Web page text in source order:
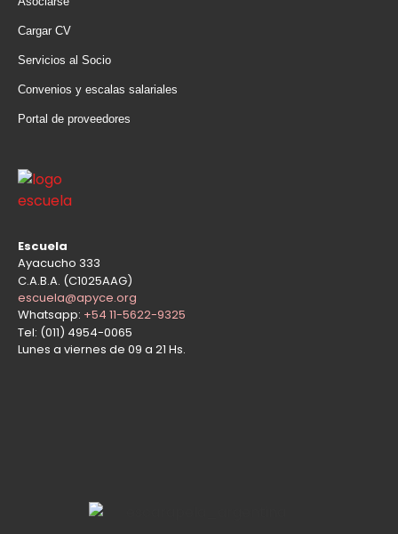
Cargar CV
Servicios al Socio
Convenios y escalas salariales
Portal de proveedores
Escuela
Ayacucho 333
C.A.B.A. (C1025AAG)
escuela@apyce.org
Whatsapp: +54 11-5622-9325
Tel: (011) 4954-0065
Lunes a viernes de 09 a 21 Hs.